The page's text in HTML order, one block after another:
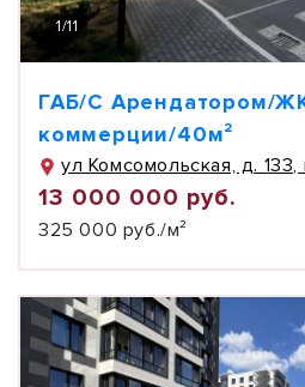
1/11
ГАБ/С Арендатором/
коммерции/40м²
ул Комсомольская, д. 133,
13 000 000 руб.
325 000 руб./м²